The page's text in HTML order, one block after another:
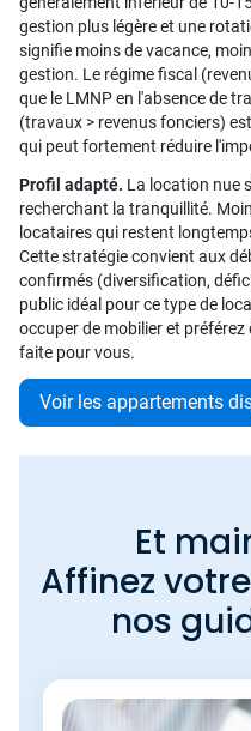
gestion plus légère et une
signifie moins de vacance,
gestion. Le régime fiscal
que le LMNP en l'absence de
(travaux > revenus fonciers)
qui peut fortement réduire
Profil adapté. La location nue
recherchant la tranquillité.
locataires qui restent
Cette stratégie convient aux
confirmés (diversification,
public idéal pour ce type de
occuper de mobilier et
faite pour vous.
Voir les appartements
Et
Affinez
nos